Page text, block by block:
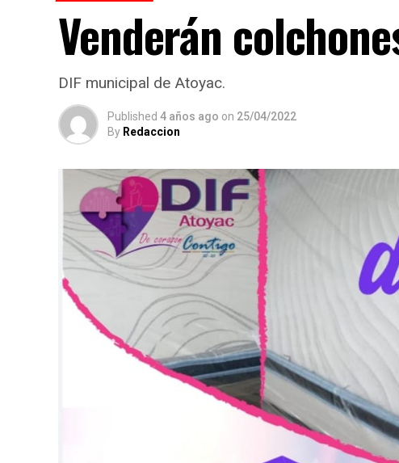
Venderán
DIF municipal de Atoyac.
Published 4 años ago on 25/04/2022
By Redaccion